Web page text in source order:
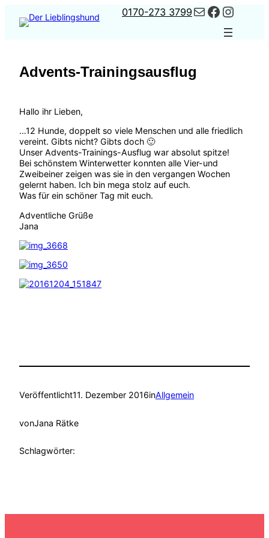
Inhalt
0170-273 3799Kontakt
Advents-Trainingsausflug
Hallo ihr Lieben,
…12 Hunde, doppelt so viele Menschen und alle friedlich
vereint. Gibts nicht? Gibts doch 🙂
Unser Advents-Trainings-Ausflug war absolut spitze!
Bei schönstem Winterwetter konnten alle Vier-und
Zweibeiner zeigen was sie in den vergangen Wochen
gelernt haben. Ich bin mega stolz auf euch.
Was für ein schöner Tag mit euch.
Adventliche Grüße
Jana
Veröffentlicht11. Dezember 2016inAllgemein
vonJana Rätke
Schlagwörter: